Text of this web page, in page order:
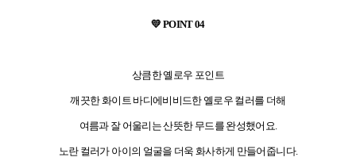
💛 POINT 04
상큼한 옐로우 포인트
깨끗한 화이트 바디에비비드한 옐로우 컬러를 더해
여름과 잘 어울리는 산뜻한 무드를 완성했어요.
노란 컬러가 아이의 얼굴을 더욱 화사하게 만들어줍니다.